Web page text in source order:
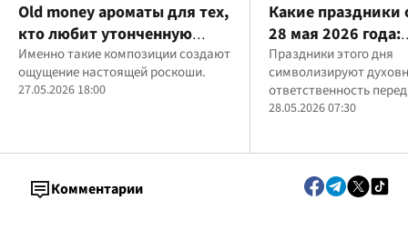
Old money ароматы для тех,
кто любит утонченную
элегантность
Именно такие композиции создают
ощущение настоящей роскоши.
27.05.2026 18:00
Какие праздники
28 мая 2026 года:
традиции,
современность
Праздники этого дня
символизируют
ответственность
и заботу о будущем
28.05.2026 07:30
Комментарии